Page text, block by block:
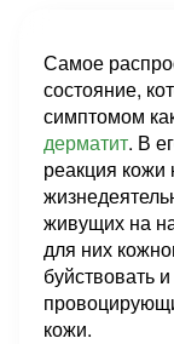
Самое
состояние,
симптомом
дерматит. В
реакция кожи
живущих на
для них
буйствовать
кожи.